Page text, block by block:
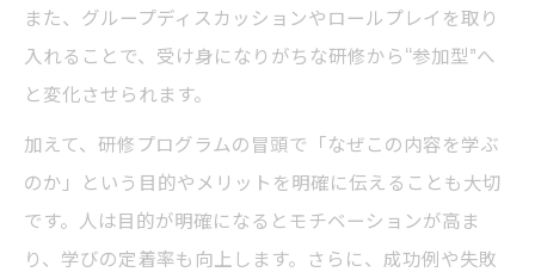
また、グループディスカッションやロールプレイを取り
入れることで、受け身になりがちな研修から“参加型”へ
と変化させられます。
加えて、研修プログラムの冒頭で「なぜこの内容を学ぶ
のか」という目的やメリットを明確に伝えることも大切
です。人は目的が明確になるとモチベーションが高ま
り、学びの定着率も向上します。さらに、成功例や失敗